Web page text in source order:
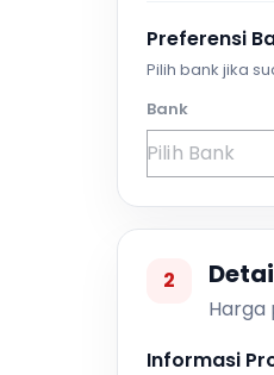
Preferensi
Pilih bank jika
Bank
2
Harga
Informasi